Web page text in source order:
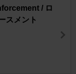
/ ロ
スメント